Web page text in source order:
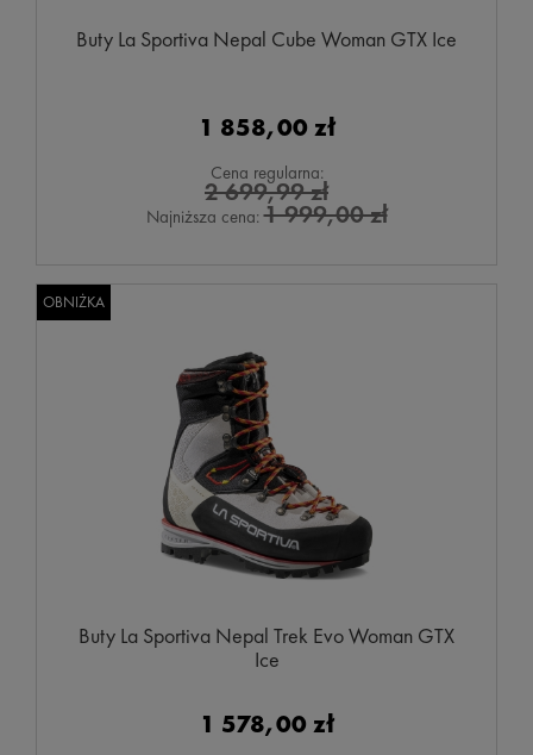
Buty La Sportiva Nepal Cube Woman GTX Ice
1 858,00 zł
Cena regularna:
2 699,99 zł
Najniższa cena:1 999,00 zł
Buty La Sportiva Nepal Trek Evo Woman GTX
Ice
1 578,00 zł
OBNIŻKA